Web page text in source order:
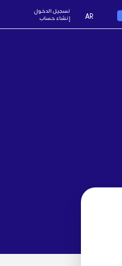
AR
تسجيل الدخول
إنشاء حساب